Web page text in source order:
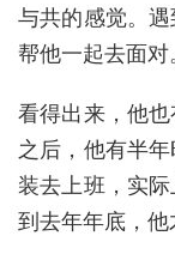
与共的感觉。
帮他一起去面对。
看得出来，他
之后，他有半
装去上班，实
到去年年底，他